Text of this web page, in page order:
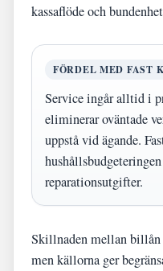
kassaflöde och
FÖRDEL MED FAST
Service ingår alltid i
eliminerar oväntade
uppstå vid ägande.
reparationsutgifter.
Skillnaden mellan billån
men källorna ger